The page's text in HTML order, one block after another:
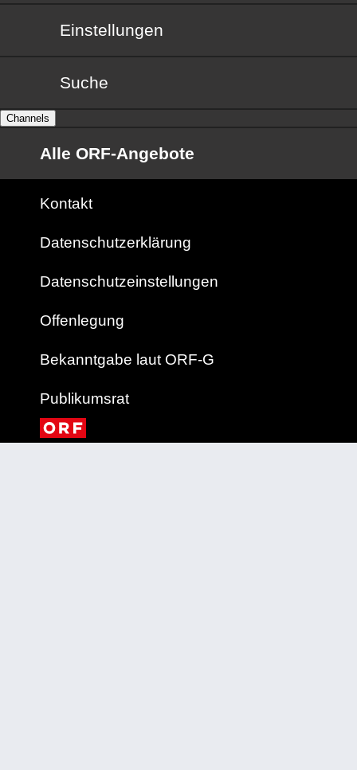
Einstellungen
Suche
Channels
Alle ORF-Angebote
Kontakt
Datenschutzerklärung
Datenschutzeinstellungen
Offenlegung
Bekanntgabe laut ORF-G
Publikumsrat